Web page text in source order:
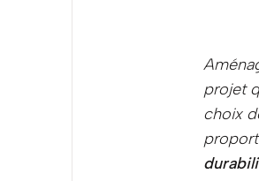
projet
choix